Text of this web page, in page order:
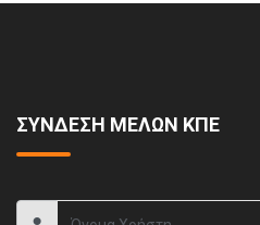
ΣΥΝΔΕΣΗ ΜΕΛΩΝ ΚΠΕ